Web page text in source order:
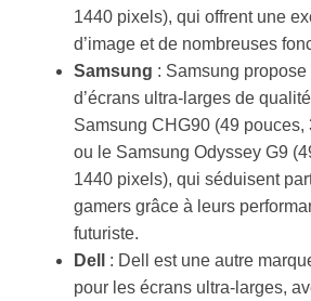
1440 pixels), qui offrent une
d’image et de nombreuses
Samsung : Samsung
d’écrans ultra-larges de
Samsung CHG90 (49
ou le Samsung Odyssey G9
1440 pixels), qui séduisent
gamers grâce à leurs
futuriste.
Dell
: Dell est une autre
pour les écrans ultra-larges,